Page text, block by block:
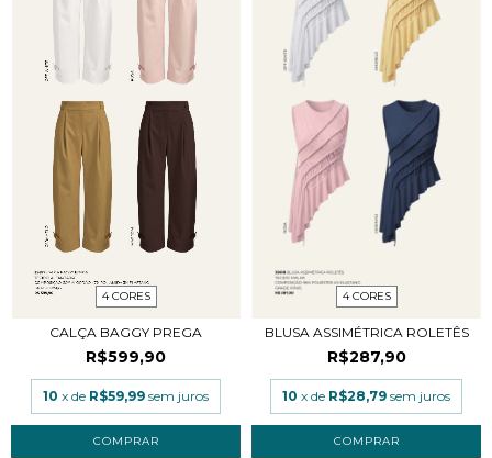
4 CORES
CALÇA BAGGY PREGA
R$599,90
10 x de R$59,99 sem juros
COMPRAR
4 CORES
BLUSA ASSIMÉTRICA ROLETÊS
R$287,90
10 x de R$28,79 sem juros
COMPRAR